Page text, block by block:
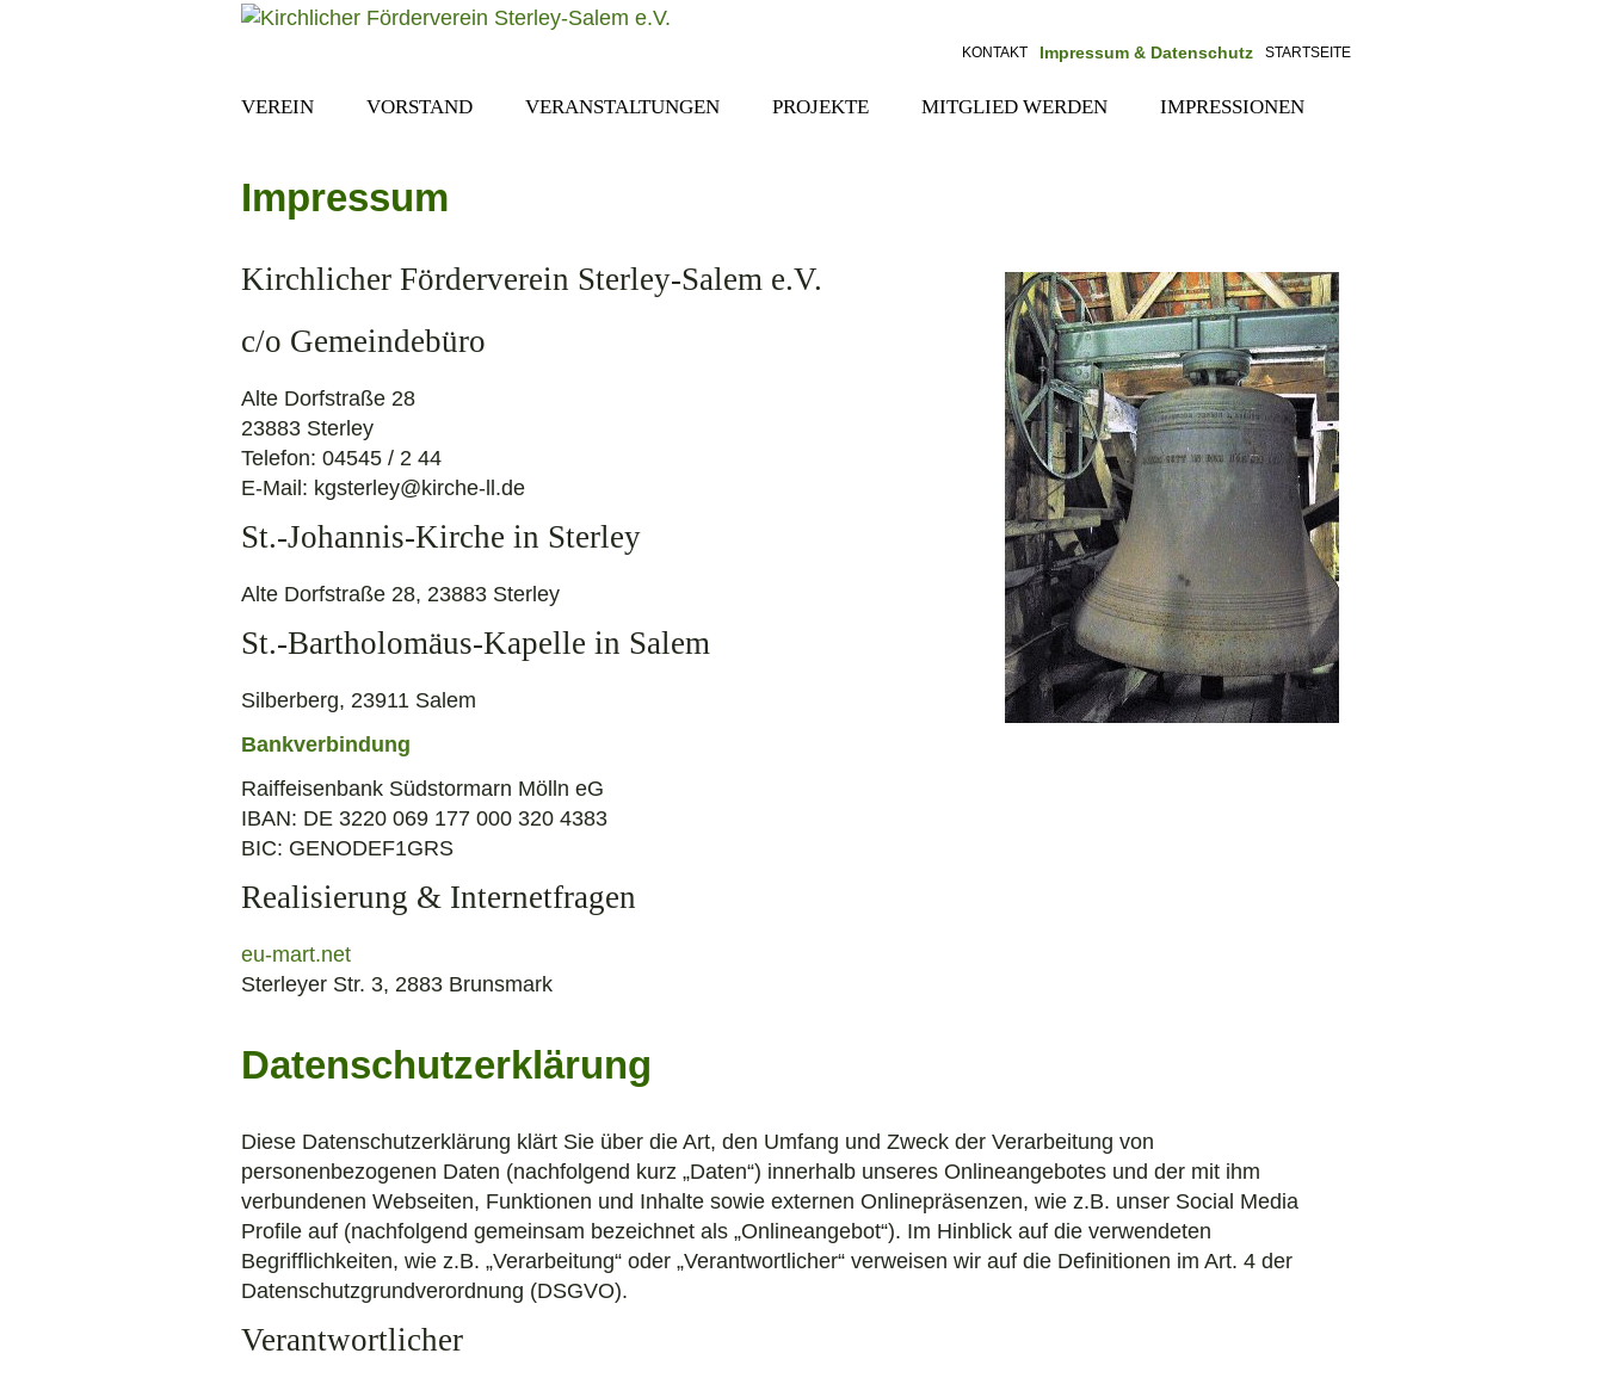
Navigation
STARTSEITE
Impressum & Datenschutz
KONTAKT
überspringen
VEREIN VORSTAND VERANSTALTUNGEN PROJEKTE MITGLIED WERDEN IMPRESSIONEN
Impressum
Kirchlicher Förderverein Sterley-Salem e.V.
c/o Gemeindebüro
Alte Dorfstraße 28
23883 Sterley
Telefon: 04545 / 2 44
E-Mail: kgsterley@kirche-ll.de
St.-Johannis-Kirche in Sterley
Alte Dorfstraße 28, 23883 Sterley
St.-Bartholomäus-Kapelle in Salem
Silberberg, 23911 Salem
Bankverbindung
Raiffeisenbank Südstormarn Mölln eG
IBAN: DE 3220 069 177 000 320 4383
BIC: GENODEF1GRS
Realisierung & Internetfragen
eu-mart.net
Sterleyer Str. 3, 2883 Brunsmark
Datenschutzerklärung
Diese Datenschutzerklärung klärt Sie über die Art, den Umfang und Zweck der Verarbeitung von
personenbezogenen Daten (nachfolgend kurz „Daten“) innerhalb unseres Onlineangebotes und der mit ihm
verbundenen Webseiten, Funktionen und Inhalte sowie externen Onlinepräsenzen, wie z.B. unser Social Media
Profile auf (nachfolgend gemeinsam bezeichnet als „Onlineangebot“). Im Hinblick auf die verwendeten
Begrifflichkeiten, wie z.B. „Verarbeitung“ oder „Verantwortlicher“ verweisen wir auf die Definitionen im Art. 4 der
Datenschutzgrundverordnung (DSGVO).
Verantwortlicher